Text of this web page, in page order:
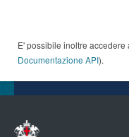
E' possibile inoltre accedere
Documentazione API).